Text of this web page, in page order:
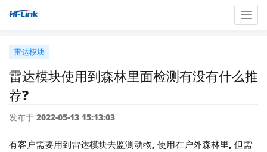
雷达模块
雷达模块使用到森林里面检测有没有什么推
荐?
发布于 2022-05-13 15:13:03
有客户需要用到雷达模块去监测动物, 使用在户外森林里, 但需